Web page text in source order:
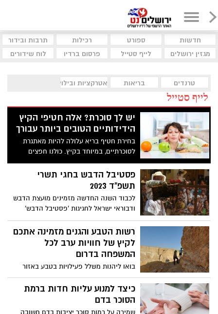
חדשות ספורט רכילות
תרבות ובידור
מגזין ירושלים
לייף סטייל פרסום ברדיו לוח שידורים
טרנדים בריאות אטרקציות ובילוי
לייף סטייל
יש לך סוכרת? אלה חטיפי הקיץ
הידידותיים הטובים ביותר עבורך
בחירת חטיף בריא עלולה להיות מאתגרת
לסוכרתיים, במיוחד בקיץ. כולנו חפצים
במשהו שישביע לאורך זמן, שיהיה טעים, קריר
ושלא יעלה את רמת הסוכר בדם גבוה מדי.
הבשורות הטובות הן שיש מספר נשנושים
פסטיבל הדבש בחגי תשרי
תשפ"ד 2023
לכבוד השנה החדשה מזמינים מועצת הדבש
ודבוראי ישראל לחגיגות 'פסטיבל הדבש'
שיתקיימו לאורך חגי תשרי תשפ"ד 2023
במרכזי המבקרים במכוורות בדרום וברחבי
הארץ, לצד פעילות מעשירה ללמידה על
עולמן של הדבורים והדבוראים.
רשות הטבע והגנים מזמינה אתכם
לקיץ של חוויות ערב לכל
המשפחה בדרום
בואו ליהנות משלל פעילויות בטבע באזור
הדרום במיוחד לחודש אוגוסט ומיועד לכל
המשפחה - חגיגה של יין במדבר, אתגר מצדה,
זריחה מדברית, הרפתקה מקראית ועוד
כיצד למנוע עליות חדות ברמת
הסוכר בדם
שמירה על רמות סוכר יציבות בדם חשובה